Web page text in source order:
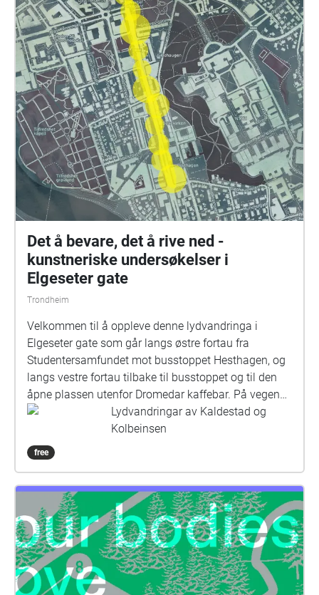
Det å bevare, det å rive ned -
kunstneriske undersøkelser i
Elgeseter gate
Trondheim
Velkommen til å oppleve denne lydvandringa i
Elgeseter gate som går langs østre fortau fra
Studentersamfundet mot busstoppet Hesthagen, og
langs vestre fortau tilbake til busstoppet og til den
åpne plassen utenfor Dromedar kaffebar. På vegen
vil det dukke opp poetiske og historiske, tekstlige og
lydlige betraktninger om gata. NB: Husk å ha med
hodetelefoner! Slik deltar du på vandringen: •Last ned
mobilappen ECHOES interactive Soundwalkpå Apple
døde treet som står like ved lyskrysset over mot
parken på hjørnet Elgeseter gate og Høgskoleveien
der vandringen starter. •Appen er GPS-basert og
finner din plassering. •Bruk hodetelefoner og velg
professional ved spørsmål om lydkvalitet.
•Lydvandringen tar ca. 30 minutter og avslutter ved
Lydvandringar av Kaldestad og
Kolbeinsen
free